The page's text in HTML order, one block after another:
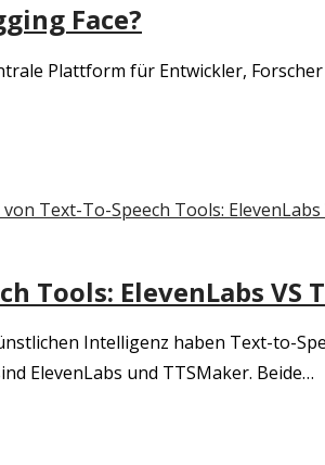
Face?
Plattform für Entwickler,
Tools: ElevenLabs VS
Intelligenz haben Text-to-
ElevenLabs und TTSMaker. Beide…